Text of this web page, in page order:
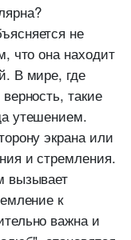
не
что она находит
В мире, где
такие
утешением.
экрана или
и стремления.
вызывает
к
важна и